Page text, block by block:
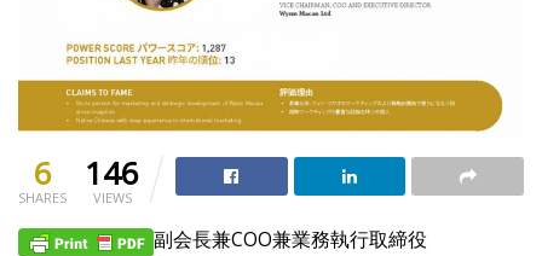
6
SHARES
146
VIEWS
副会長兼COO兼業務執行取締役